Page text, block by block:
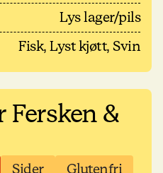
Lys lager/pils
Fisk, Lyst kjøtt, Svin
Fersken &
Sider
Glutenfri